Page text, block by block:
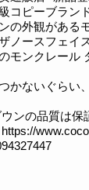
コピーブラン
の外観がある
ノースフェイ
モンクレール
かないぐらい
ンの品質は保
https://